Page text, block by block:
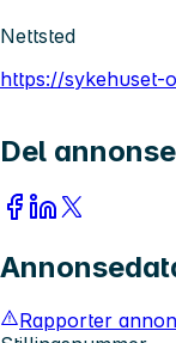
Nettsted
https://sykehuset-
Del
Rapporter